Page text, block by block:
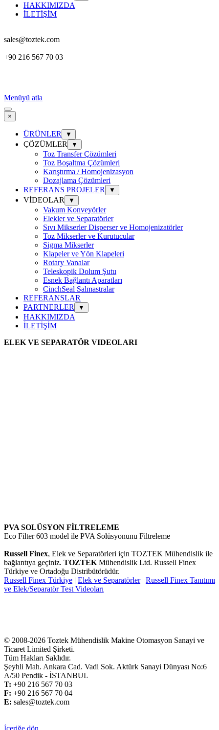
HAKKIMIZDA
İLETİŞİM
sales@toztek.com
+90 216 567 70 03
Menüyü atla
×
ÜRÜNLER ▼
ÇÖZÜMLER ▼
Toz Transfer Çözümleri
Toz Boşaltma Çözümleri
Karıştırma / Homojenizasyon
Dozajlama Çözümleri
REFERANS PROJELER
▼
VİDEOLAR ▼
Vakum Konveyörler
Elekler ve Separatörler
Sıvı Mikserler Disperser ve Homojenizatörler
Toz Mikserler ve Kurutucular
Sigma Mikserler
Klapeler ve Yön Klapeleri
Rotary Vanalar
Teleskopik Dolum Şutu
Esnek Bağlantı Aparatları
CinchSeal Salmastralar
REFERANSLAR
PARTNERLER
▼
HAKKIMIZDA
İLETİŞİM
ELEK VE SEPARATÖR VIDEOLARI
PVA SOLÜSYON FİLTRELEME
Eco Filter 603 model ile PVA Solüsyonunu Filtreleme
Russell Finex, Elek ve Separatörleri için TOZTEK Mühendislik ile
bağlantıya geçiniz. TOZTEK Mühendislik Ltd. Russell Finex
Türkiye ve Ortadoğu Distribütörüdür.
Russell Finex Türkiye | Elek ve Separatörler | Russell Finex Tanıtımı
ve Elek/Separatör Test Videoları
© 2008-2026 Toztek Mühendislik Makine Otomasyon Sanayi ve
Ticaret Limited Şirketi.
Tüm Hakları Saklıdır.
Şeyhli Mah. Ankara Cad. Vadi Sok. Aktürk Sanayi Dünyası No:6
A/50 Pendik - İSTANBUL
T: +90 216 567 70 03
F: +90 216 567 70 04
E: sales@toztek.com
İçeriğe dön